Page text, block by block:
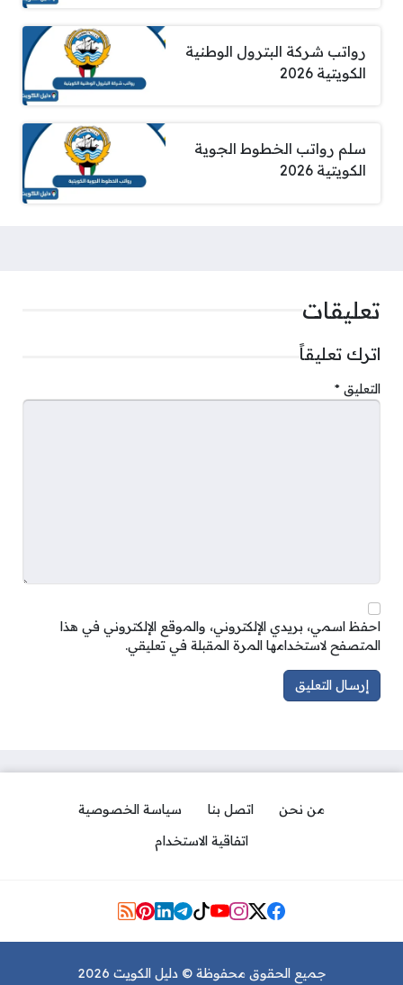
رواتب شركة البترول الوطنية
الكويتية 2026
سلم رواتب الخطوط الجوية
الكويتية 2026
تعليقات
اترك تعليقاً
التعليق *
احفظ اسمي، بريدي الإلكتروني، والموقع الإلكتروني في هذا
المتصفح لاستخدامها المرة المقبلة في تعليقي.
من نحن اتصل بنا
سياسة الخصوصية
اتفاقية الاستخدام
Social Links
جميع الحقوق محفوظة © دليل الكويت 2026